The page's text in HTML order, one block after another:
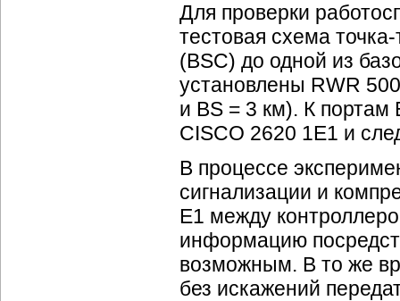
Для проверки
тестовая схема
(BSC) до одной из
установлены RWR
и BS = 3 км). К портам
CISCO 2620 1E1 и
В процессе
сигнализации и
E1 между
информацию
возможным. В то же
без искажений